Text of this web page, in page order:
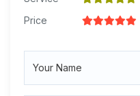
Price